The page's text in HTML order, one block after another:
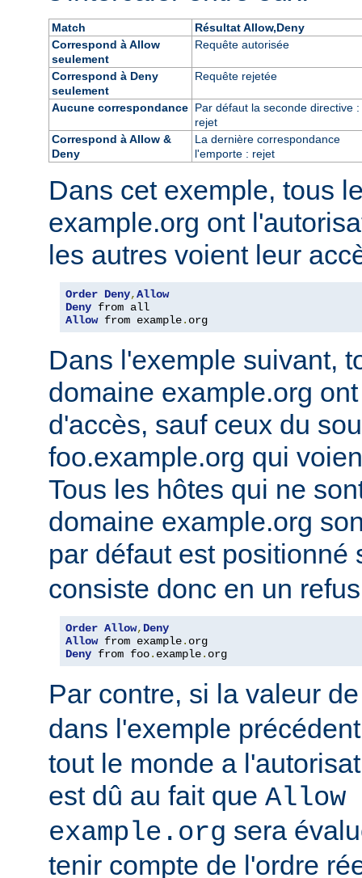
Match
Résultat Allow,Deny
Correspond à Allow
seulement
Requête autorisée
Correspond à Deny
seulement
Requête rejetée
Aucune correspondance Par défaut la seconde directive :
rejet
Correspond à Allow &
Deny
La dernière correspondance
l'emporte : rejet
Dans cet exemple, tous
example.org ont
les autres voient leur
Order Deny,Allow
Deny
Allow from example. org
Dans l'exemple suivant,
domaine example.org
d'accès, sauf ceux du
foo.example.org qui
Tous les hôtes qui ne
domaine example.org
par défaut est positionné
consiste donc en un
Order Allow, Deny
Allow from example.
Deny from foo. example. org
Par contre, si la valeur
dans l'exemple
tout le monde a
est dû au fait que Allow
example.org sera
tenir compte de l'ordre